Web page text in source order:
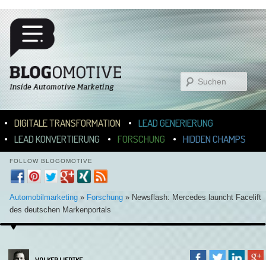
Suchen
ZUM INHALT WECHSELN
ZUM SEKUNDÄREN INHALT WECHSELN
DIGITALE TRANSFORMATION
LEAD GENERIERUNG
LEAD KONVERTIERUNG
FORSCHUNG HIDDEN CHAMPS
FOLLOW BLOGOMOTIVE
Automobilmarketing » Forschung » Newsflash: Mercedes launcht Facelift
des deutschen Markenportals